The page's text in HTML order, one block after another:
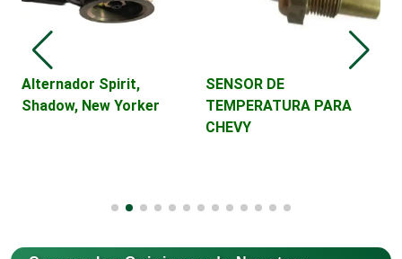
Cancelería de Aluminio
Alternador Spirit,
Shadow, New Yorker
SENSOR DE
TEMPERATURA PARA
CHEVY